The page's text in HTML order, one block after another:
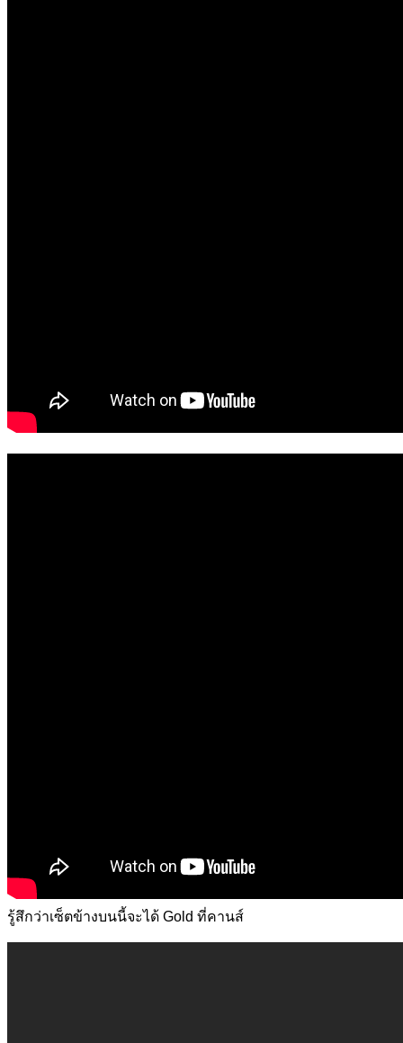
รู้สึกว่าเซ็ตข้างบนนี้จะได้ Gold ที่คานส์